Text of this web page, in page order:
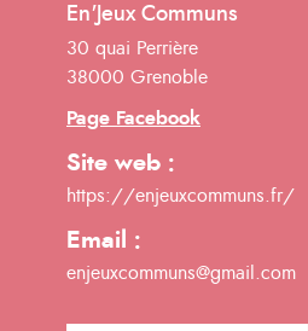
En'Jeux Communs
30 quai Perrière
38000 Grenoble
Page Facebook
Site web :
https://enjeuxcommuns.fr/
Email :
enjeuxcommuns@gmail.com